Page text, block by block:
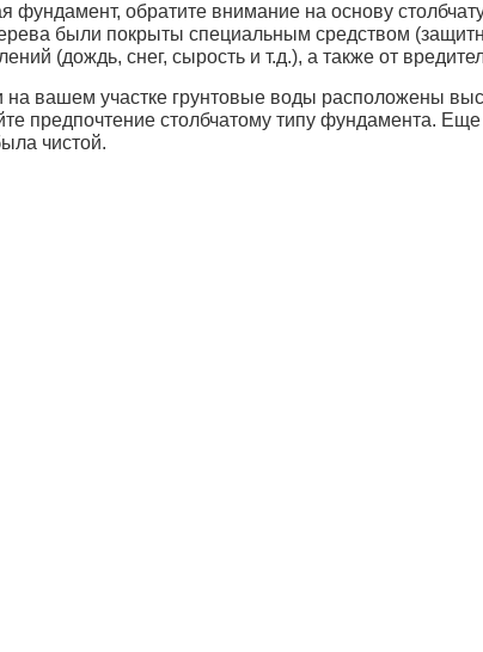
обратите внимание на основу
были покрыты специальным средством
(дождь, снег, сырость и т.д.), а также от
вашем участке грунтовые воды расположены
предпочтение столбчатому типу фундамента.
чистой.